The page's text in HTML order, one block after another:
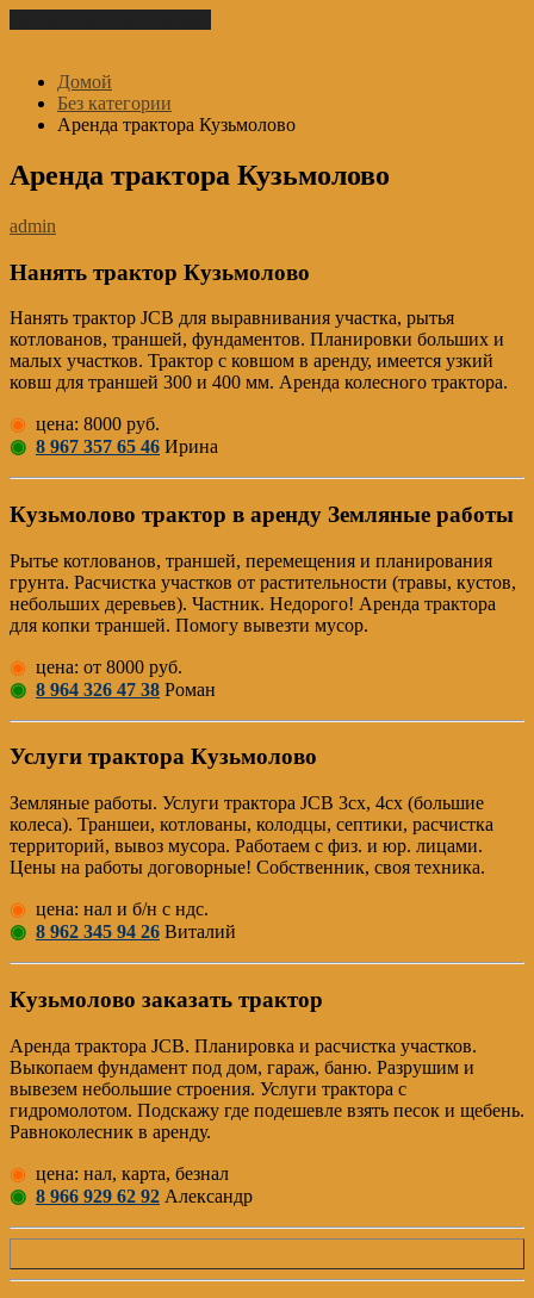
Домой
Без категории
Аренда трактора Кузьмолово
Аренда трактора Кузьмолово
admin
Нанять трактор Кузьмолово
Нанять трактор JCB для выравнивания участка, рытья
котлованов, траншей, фундаментов. Планировки больших и
малых участков. Трактор с ковшом в аренду, имеется узкий
ковш для траншей 300 и 400 мм. Аренда колесного трактора.
◉ цена: 8000 руб.
◉ 8 967 357 65 46 Ирина
Кузьмолово трактор в аренду Земляные работы
Рытье котлованов, траншей, перемещения и планирования
грунта. Расчистка участков от растительности (травы, кустов,
небольших деревьев). Частник. Недорого! Аренда трактора
для копки траншей. Помогу вывезти мусор.
◉ цена: от 8000 руб.
◉ 8 964 326 47 38 Роман
Услуги трактора Кузьмолово
Земляные работы. Услуги трактора JCB 3cx, 4cx (большие
колеса). Траншеи, котлованы, колодцы, септики, расчистка
территорий, вывоз мусора. Работаем с физ. и юр. лицами.
Цены на работы договорные! Собственник, своя техника.
◉ цена: нал и б/н с ндс.
◉ 8 962 345 94 26 Виталий
Кузьмолово заказать трактор
Аренда трактора JCB. Планировка и расчистка участков.
Выкопаем фундамент под дом, гараж, баню. Разрушим и
вывезем небольшие строения. Услуги трактора с
гидромолотом. Подскажу где подешевле взять песок и щебень.
Равноколесник в аренду.
◉ цена: нал, карта, безнал
◉ 8 966 929 62 92 Александр